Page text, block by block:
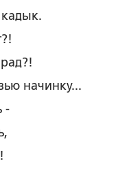
начинку...
-